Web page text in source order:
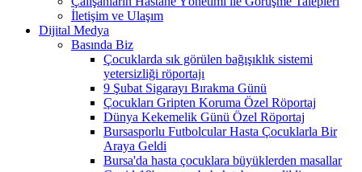
İletişim ve Ulaşım
Dijital Medya
Basında Biz
Çocuklarda sık görülen bağışıklık sistemi
yetersizliği röportajı
9 Şubat Sigarayı Bırakma Günü
Çocukları Gripten Koruma Özel Röportaj
Dünya Kekemelik Günü Özel Röportaj
Bursasporlu Futbolcular Hasta Çocuklarla Bir
Araya Geldi
Bursa'da hasta çocuklara büyüklerden masallar